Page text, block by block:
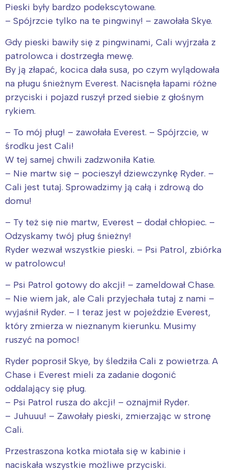
Pieski były bardzo podekscytowane.
– Spójrzcie tylko na te pingwiny! – zawołała Skye.
Gdy pieski bawiły się z pingwinami, Cali wyjrzała z
patrolowca i dostrzegła mewę.
By ją złapać, kocica dała susa, po czym wylądowała
na pługu śnieżnym Everest. Nacisnęła łapami różne
przyciski i pojazd ruszył przed siebie z głośnym
rykiem.
– To mój pług! – zawołała Everest. – Spójrzcie, w
środku jest Cali!
W tej samej chwili zadzwoniła Katie.
– Nie martw się – pocieszył dziewczynkę Ryder. –
Cali jest tutaj. Sprowadzimy ją całą i zdrową do
domu!
– Ty też się nie martw, Everest – dodał chłopiec. –
Odzyskamy twój pług śnieżny!
Ryder wezwał wszystkie pieski. – Psi Patrol, zbiórka
w patrolowcu!
– Psi Patrol gotowy do akcji! – zameldował Chase.
– Nie wiem jak, ale Cali przyjechała tutaj z nami –
wyjaśnił Ryder. – I teraz jest w pojeździe Everest,
który zmierza w nieznanym kierunku. Musimy
ruszyć na pomoc!
Ryder poprosił Skye, by śledziła Cali z powietrza. A
Chase i Everest mieli za zadanie dogonić
oddalający się pług.
– Psi Patrol rusza do akcji! – oznajmił Ryder.
– Juhuuu! – Zawołały pieski, zmierzając w stronę
Cali.
Przestraszona kotka miotała się w kabinie i
naciskała wszystkie możliwe przyciski.